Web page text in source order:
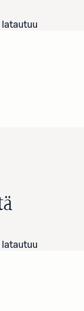
latautuu
latautuu